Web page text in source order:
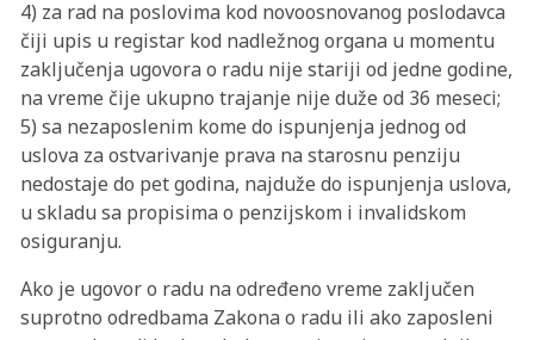
4) za rad na poslovima kod novoosnovanog poslodavca
čiji upis u registar kod nadležnog organa u momentu
zaključenja ugovora o radu nije stariji od jedne godine,
na vreme čije ukupno trajanje nije duže od 36 meseci;
5) sa nezaposlenim kome do ispunjenja jednog od
uslova za ostvarivanje prava na starosnu penziju
nedostaje do pet godina, najduže do ispunjenja uslova,
u skladu sa propisima o penzijskom i invalidskom
osiguranju.
Ako je ugovor o radu na određeno vreme zaključen
suprotno odredbama Zakona o radu ili ako zaposleni